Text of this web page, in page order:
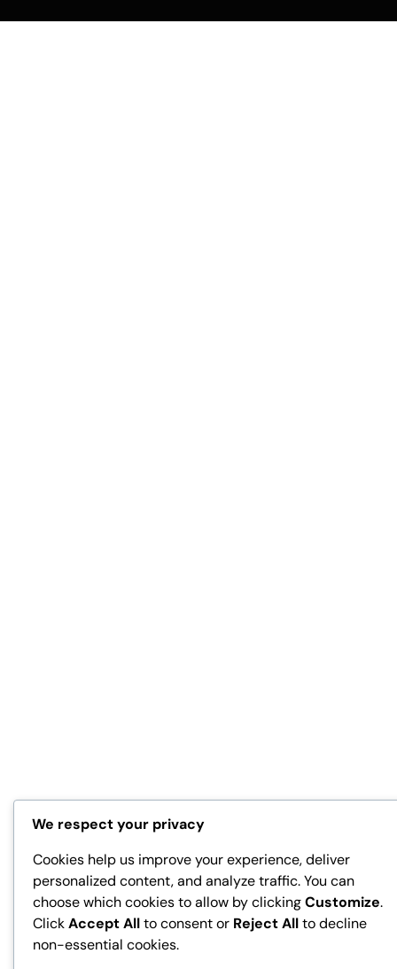
We respect your privacy
Cookies help us improve your experience, deliver
personalized content, and analyze traffic. You can
choose which cookies to allow by clickingCustomize.
ClickAccept Allto consent or Reject Allto decline
non-essential cookies.